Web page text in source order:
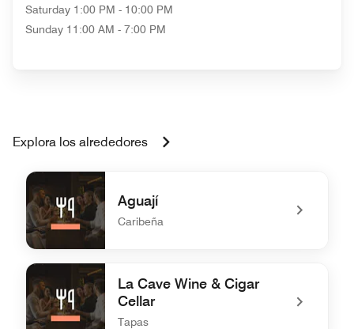
Saturday 1:00 PM - 10:00 PM
Sunday 11:00 AM - 7:00 PM
Explora los alrededores
Aguají
Caribeña
undefined Aguají
La Cave Wine & Cigar
Cellar
Tapas